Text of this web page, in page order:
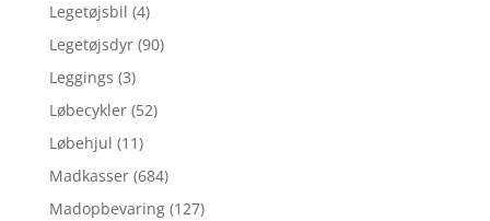
Legetøjsbil (4)
Legetøjsdyr (90)
Leggings (3)
Løbecykler (52)
Løbehjul (11)
Madkasser (684)
Madopbevaring (127)